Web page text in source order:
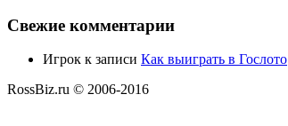
Свежие комментарии
Игрок к записи Как выиграть в Гослото
RossBiz.ru © 2006-2016